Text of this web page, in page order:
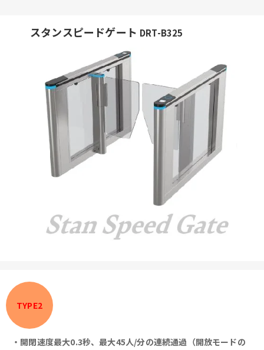
スタンスピードゲート DRT-B325
TYPE2
・開閉速度最大0.3秒、最大45人/分の連続通過（開放モードの